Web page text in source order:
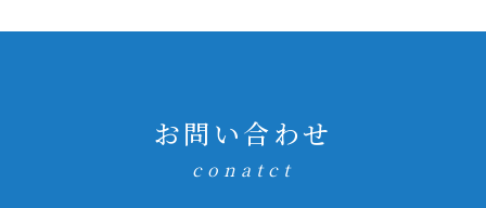
お問い合わせ
conatct